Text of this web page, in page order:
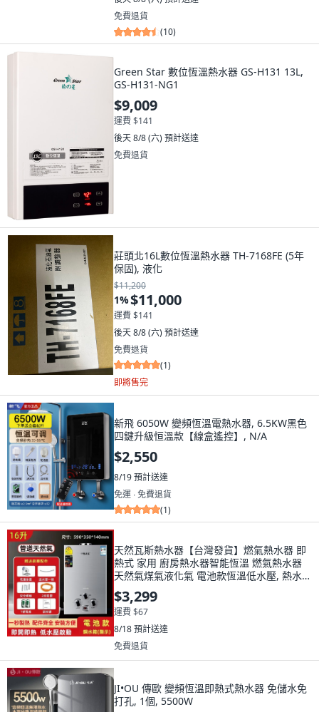
免費退貨
(10)
Green Star 數位恆溫熱水器 GS-H131 13L,
GS-H131-NG1
$9,009
運費 $141
後天 8/8 (六) 預計送達
免費退貨
莊頭北16L數位恆溫熱水器 TH-7168FE (5年
保固), 液化
$11,200
1%$11,000
運費 $141
後天 8/8 (六) 預計送達
免費退貨
(1)
即將售完
新飛 6050W 變頻恆溫電熱水器, 6.5KW黑色
四鍵升級恒溫款【線盒遙控】, N/A
$2,550
8/19預計送達
免運 ∙ 免費退貨
(1)
天然瓦斯熱水器【台灣發貨】燃氣熱水器 即
熱式 家用 廚房熱水器智能恆溫 燃氣熱水器
天然氣煤氣液化氣 電池款恆溫低水壓, 熱水器
液化氣16升
$3,299
運費 $67
8/18預計送達
免費退貨
JI•OU 傳歐 變頻恆溫即熱式熱水器 免儲水免
打孔, 1個, 5500W